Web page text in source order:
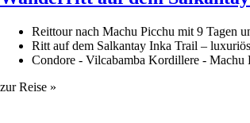
Reittour nach Machu Picchu mit 9 Tagen
Ritt auf dem Salkantay Inka Trail –
Condore - Vilcabamba Kordillere - Machu
zur Reise »